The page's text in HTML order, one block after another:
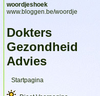
woordjeshoek
www.bloggen.be/woordje
Dokters
Gezondheid
Advies
Startpagina